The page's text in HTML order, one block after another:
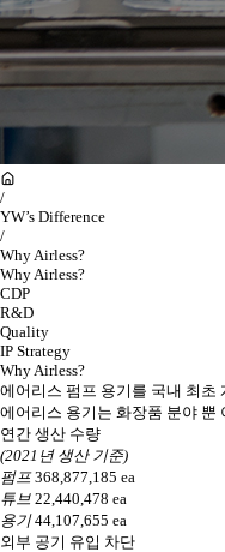
/
YW’s Difference
/
Why Airless?
Why Airless?
CDP
R&D
Quality
IP Strategy
Why Airless?
에어리스 펌프 용기를 국내 최초
에어리스 용기는 화장품 분야 뿐
연간 생산 수량
(2021년 생산 기준)
펌프 449,850,226 ea
튜브 27,366,436 ea
용기 53,789,823 ea
외부 공기 유입 차단